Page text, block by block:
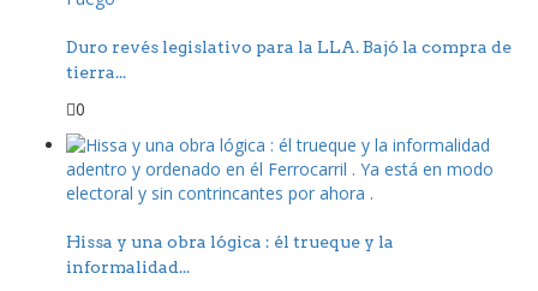
Duro revés legislativo para la LLA. Bajó la compra de
tierra...
0
Hissa y una obra lógica : él trueque y la
informalidad...